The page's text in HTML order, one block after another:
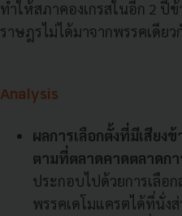
ทำให้สภาคองเกรสในอีก 2 ปี
ราษฎรไม่ได้มาจากพรรคเดียว
Analysis
ผลการเลือกตั้งที่มีเสีย
ตามที่ตลาดคาดตลาดก
ประกอบไปด้วยการเลือ
พรรคเดโมแครตได้ที่นั่ง